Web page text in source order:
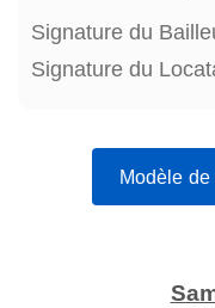
Signature du
Signature du
Modèle